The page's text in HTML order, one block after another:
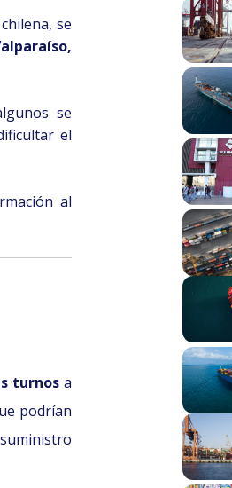
se
se
el
al
turnos a
podrían